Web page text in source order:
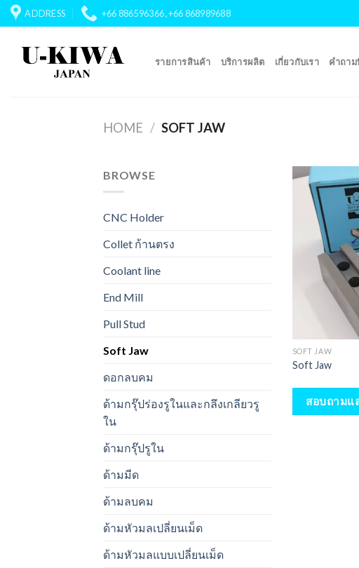
Skip
to
content
ADDRESS +66 886596366 ,+66 868989688
รายการสินค้า บริการผลิต เกี่ยวกับเรา คำถา
HOME / SOFT JAW
BROWSE
CNC Holder
Collet ก้านตรง
Coolant line
End Mill
Pull Stud
Soft Jaw
ดอกลบคม
ด้ามกรุ๊ปร่องรูในและกลึงเกลียวรู
ใน
ด้ามกรุ๊ปรูใน
ด้ามมีด
ด้ามลบคม
ด้ามหัวมลเปลี่ยนเม็ด
ด้ามหัวมลแบบเปลี่ยนเม็ด
SOFT JAW
Soft Jaw
สอบถามแ